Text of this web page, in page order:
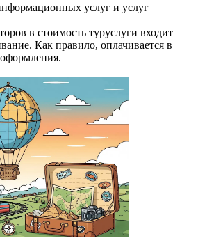
услуг и услуг
в стоимость туруслуги входит
Как правило, оплачивается в